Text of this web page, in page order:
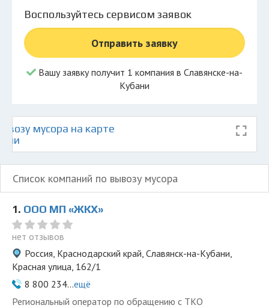
© 2026 Все права защищены
Воспользуйтесь сервисом заявок
Отправить заявку
Вашу заявку получит 1 компания в Славянске-на-
Кубани
мусора на карте
Список компаний по вывозу мусора
1. ООО МП «ЖКХ»
нет отзывов
Россия, Краснодарский край, Славянск-на-Кубани,
Красная улица, 162/1
8 800 234...ещё
Региональный оператор по обращению с ТКО